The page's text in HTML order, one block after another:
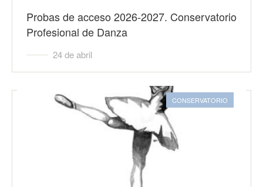
Probas de acceso 2026-2027. Conservatorio
Profesional de Danza
24 de abril
CONSERVATORIO